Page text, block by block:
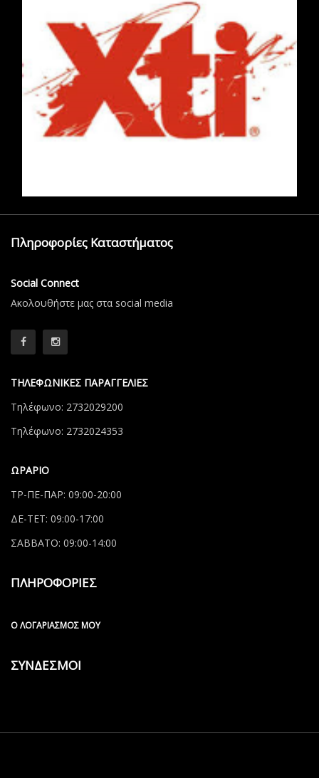
Πληροφορίες Καταστήματος
Social Connect
Aκολουθήστε μας στα social media
ΤΗΛΕΦΩΝΙΚΕΣ ΠΑΡΑΓΓΕΛΙΕΣ
Τηλέφωνο: 2732029200
Τηλέφωνο: 2732024353
ΩΡΑΡΙΟ
ΤΡ-ΠΕ-ΠΑΡ: 09:00-20:00
ΔΕ-ΤΕΤ: 09:00-17:00
ΣΑΒΒΑΤΟ: 09:00-14:00
ΠΛΗΡΟΦΟΡΙΕΣ
Ο ΛΟΓΑΡΙΑΣΜΌΣ ΜΟΥ
ΣΥΝΔΕΣΜΟΙ